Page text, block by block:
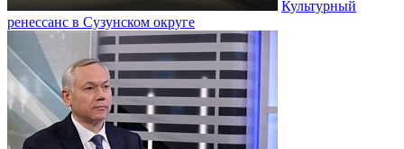
Культурный
ренессанс в Сузунском округе